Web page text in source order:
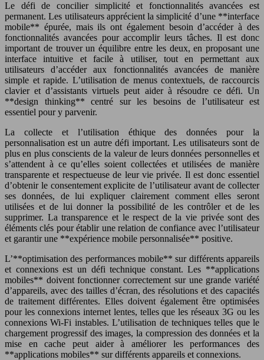
Le défi de concilier simplicité et fonctionnalités avancées est
permanent. Les utilisateurs apprécient la simplicité d’une **interface
mobile** épurée, mais ils ont également besoin d’accéder à des
fonctionnalités avancées pour accomplir leurs tâches. Il est donc
important de trouver un équilibre entre les deux, en proposant une
interface intuitive et facile à utiliser, tout en permettant aux
utilisateurs d’accéder aux fonctionnalités avancées de manière
simple et rapide. L’utilisation de menus contextuels, de raccourcis
clavier et d’assistants virtuels peut aider à résoudre ce défi. Un
**design thinking** centré sur les besoins de l’utilisateur est
essentiel pour y parvenir.
La collecte et l’utilisation éthique des données pour la
personnalisation est un autre défi important. Les utilisateurs sont de
plus en plus conscients de la valeur de leurs données personnelles et
s’attendent à ce qu’elles soient collectées et utilisées de manière
transparente et respectueuse de leur vie privée. Il est donc essentiel
d’obtenir le consentement explicite de l’utilisateur avant de collecter
ses données, de lui expliquer clairement comment elles seront
utilisées et de lui donner la possibilité de les contrôler et de les
supprimer. La transparence et le respect de la vie privée sont des
éléments clés pour établir une relation de confiance avec l’utilisateur
et garantir une **expérience mobile personnalisée** positive.
L’**optimisation des performances mobile** sur différents appareils
et connexions est un défi technique constant. Les **applications
mobiles** doivent fonctionner correctement sur une grande variété
d’appareils, avec des tailles d’écran, des résolutions et des capacités
de traitement différentes. Elles doivent également être optimisées
pour les connexions internet lentes, telles que les réseaux 3G ou les
connexions Wi-Fi instables. L’utilisation de techniques telles que le
chargement progressif des images, la compression des données et la
mise en cache peut aider à améliorer les performances des
**applications mobiles** sur différents appareils et connexions.